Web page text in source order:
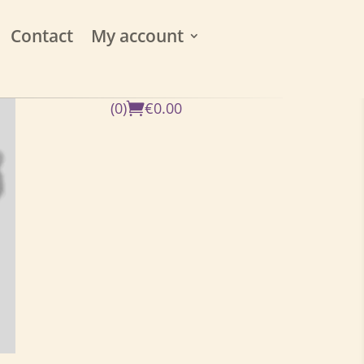
Contact My account
(0) €0.00